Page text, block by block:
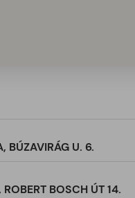
BÚZAVIRÁG U. 6.
BOSCH ÚT 14.